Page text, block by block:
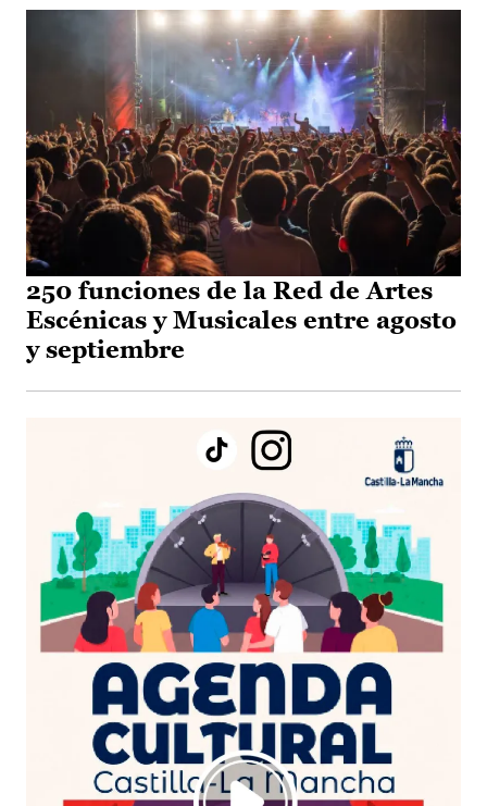
250 funciones de la Red de Artes
Escénicas y Musicales entre agosto
y septiembre